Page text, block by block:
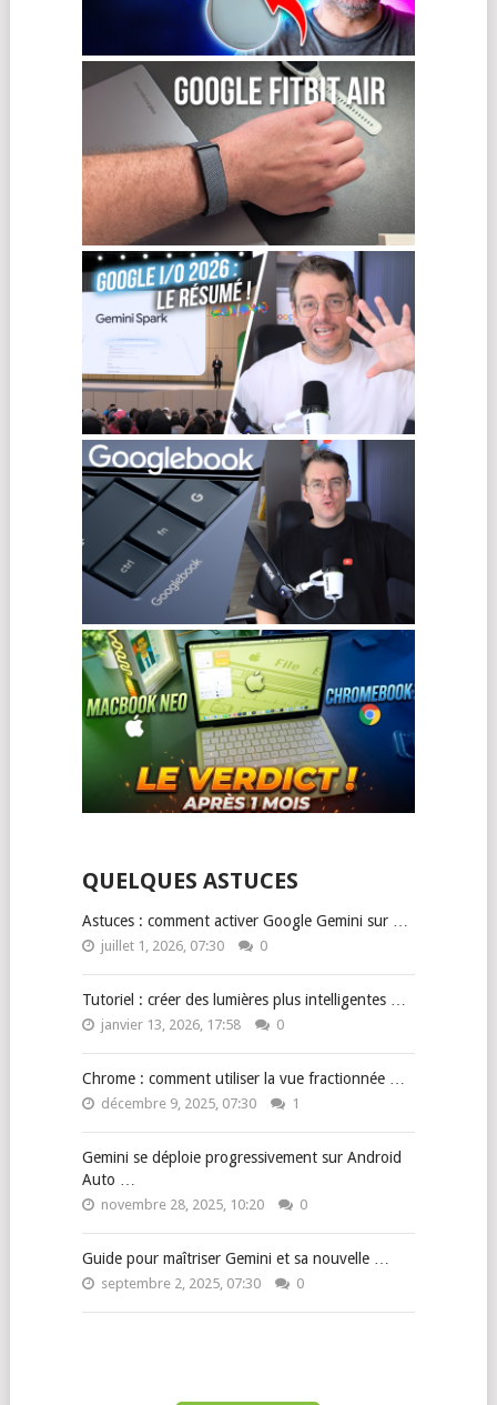
QUELQUES ASTUCES
Astuces : comment activer Google Gemini sur …
juillet 1, 2026, 07:30 0
Tutoriel : créer des lumières plus intelligentes …
janvier 13, 2026, 17:58 0
Chrome : comment utiliser la vue fractionnée …
décembre 9, 2025, 07:30 1
Gemini se déploie progressivement sur Android
Auto …
novembre 28, 2025, 10:20 0
Guide pour maîtriser Gemini et sa nouvelle …
septembre 2, 2025, 07:30 0